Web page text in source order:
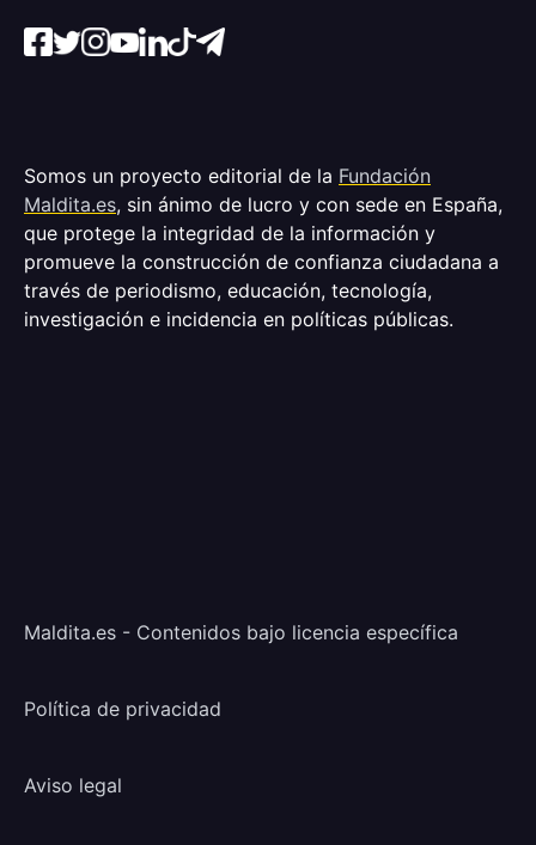
Somos un proyecto editorial de la Fundación
Maldita.es, sin ánimo de lucro y con sede en España,
que protege la integridad de la información y
promueve la construcción de confianza ciudadana a
través de periodismo, educación, tecnología,
investigación e incidencia en políticas públicas.
Maldita.es - Contenidos bajo licencia específica
Política de privacidad
Aviso legal